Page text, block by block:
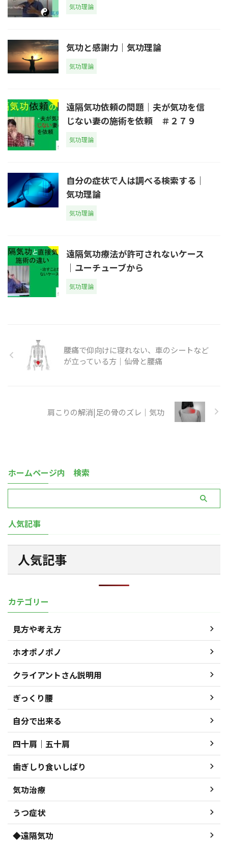
気功理論
気功と感謝力｜気功理論
気功理論
遠隔気功依頼の問題｜夫が気功を信
じない妻の施術を依頼 ＃２７９
気功理論
自分の症状で人は調べる検索する｜
気功理論
気功理論
遠隔気功療法が許可されないケース
｜ユーチューブから
気功理論
腰痛で仰向けに寝れない、車のシートなど
が立っている方｜仙骨と腰痛
肩こりの解消|足の骨のズレ｜気功
ホームページ内 検索
人気記事
人気記事
カテゴリー
見方や考え方
ホオポノポノ
クライアントさん説明用
ぎっくり腰
自分で出来る
四十肩｜五十肩
歯ぎしり食いしばり
気功治療
うつ症状
◆遠隔気功